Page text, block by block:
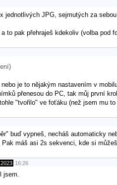
jednotlivých JPG, sejmutých za
to pak přehraješ kdekoliv (volba pod
je to nějakým nastavením v
přenesou do PC, tak můj první
"tvořilo" ve foťáku (než jsem mu to
buď vypneš, necháš automaticky
máš asi 2s sekvenci, kde si
16:26
jsem.